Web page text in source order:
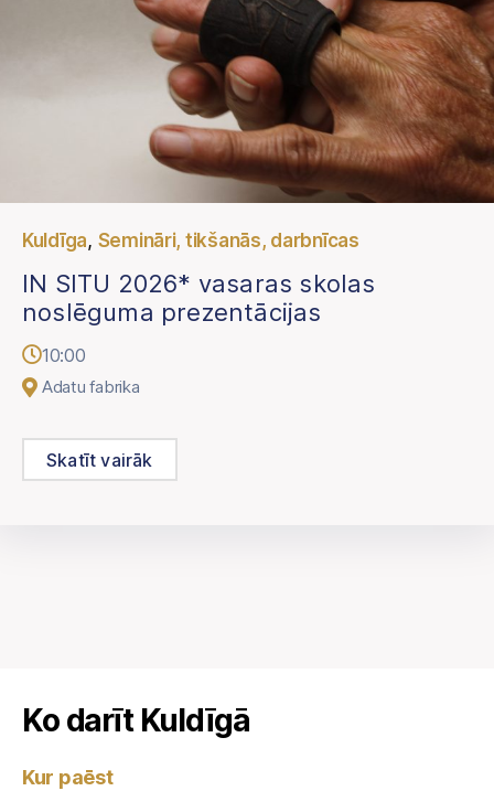
Kuldīga, Semināri, tikšanās, darbnīcas
IN SITU 2026* vasaras skolas
noslēguma prezentācijas
10:00
Adatu fabrika
Skatīt vairāk
Ko darīt Kuldīgā
Kur paēst